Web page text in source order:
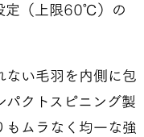
定（上限60℃）の
ない毛羽を内側に包
パクトスピニング製
もムラなく均一な強